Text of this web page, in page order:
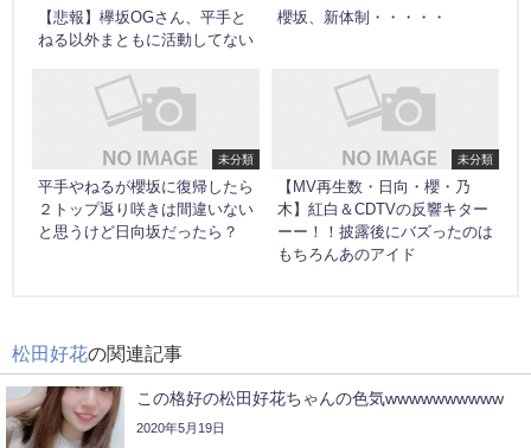
【悲報】欅坂OGさん、平手と
ねる以外まともに活動してない
櫻坂、新体制・・・・・
未分類
平手やねるが櫻坂に復帰したら
２トップ返り咲きは間違いない
と思うけど日向坂だったら？
未分類
【MV再生数・日向・櫻・乃
木】紅白＆CDTVの反響キター
ーー！！披露後にバズったのは
もちろんあのアイド
松田好花の関連記事
この格好の松田好花ちゃんの色気wwwwwwwwww
2020年5月19日